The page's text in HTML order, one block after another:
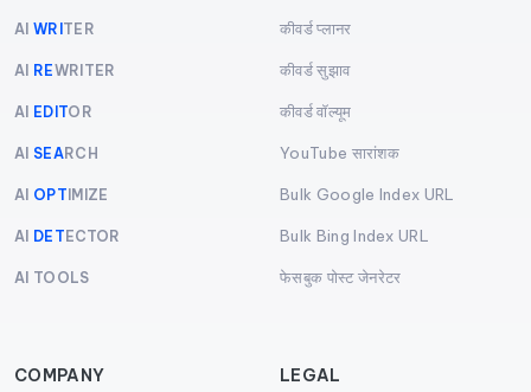
AI WRI TER
AI REWRITER
AI EDITOR
AI SEARCH
AI OPT IMIZE
AI DET ECTOR
AI TOOLS
कीवर्ड प्लानर
कीवर्ड सुझाव
कीवर्ड वॉल्यूम
YouTube सारांशक
Bulk Google Index URL
Bulk Bing Index URL
फेसबुक पोस्ट जेनरेटर
COMPANY LEGAL